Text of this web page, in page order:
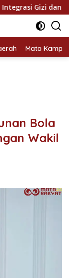
Dinilai
Mata
Bola
Wakil